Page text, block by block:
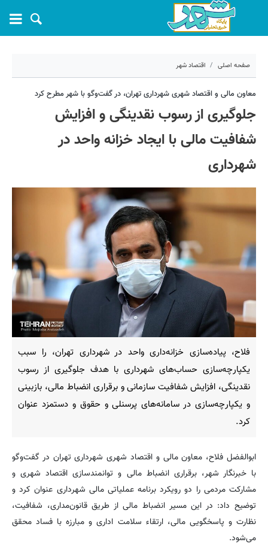
صفحه اصلی اقتصاد شهر
۲۳ آبان ۱۴۰۰ - ۰۹:۵۴
کد مطلب:14415
معاون مالی و اقتصاد شهری شهرداری تهران، در گفت‌وگو با شهر مطرح کرد
جلوگیری از رسوب نقدینگی و افزایش
شفافیت مالی با ایجاد خزانه واحد در
شهرداری
فلاح، پیاده‌سازی خزانه‌داری واحد در شهرداری تهران، را سبب
یکپارچه‌سازی حساب‌های شهرداری با هدف جلوگیری از رسوب
نقدینگی، افزایش شفافیت سازمانی و برقراری انضباط مالی، بازبینی
و یکپارچه‌سازی در سامانه‌های پرسنلی و حقوق و دستمزد عنوان
کرد.
ابوالفضل فلاح، معاون مالی و اقتصاد شهری شهرداری تهران در گفت‌وگو
با خبرنگار شهر، برقراری انضباط مالی و توانمندسازی اقتصاد شهری و
مشارکت مردمی را دو رویکرد برنامه عملیاتی مالی شهرداری عنوان کرد و
توضیح داد: در این مسیر انضباط مالی از طریق قانون‌مداری، شفافیت،
نظارت و پاسخگویی مالی، ارتقاء سلامت اداری و مبارزه با فساد محقق
می‌شود.